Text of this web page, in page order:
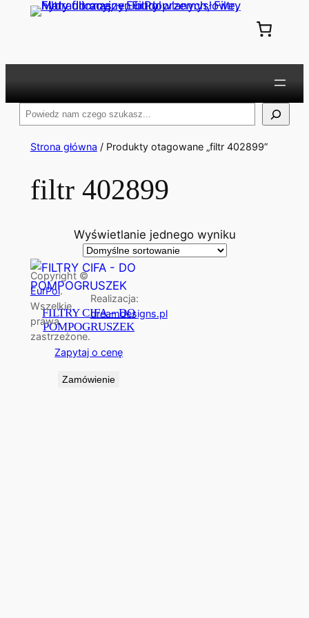
Przejdź
Szukaj
Strona główna / Produkty otagowane „filtr 402899”
filtr 402899
Wyświetlanie jednego wyniku
FILTRY CIFA – DO
POMPOGRUSZEK
Zapytaj o cenę
Zamówienie
Copyright ©
EurPol.
Wszelkie
prawa
zastrzeżone.
Realizacja:
dreamdesigns.pl